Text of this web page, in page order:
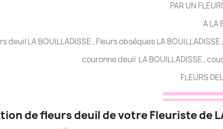
PAR UN
A LA
deuil LA BOUILLADISSE , Fleurs obsèques LA
couronne deuil LA BOUILLADISSE ,
FLEURS
de fleurs deuil de votre Fleuriste de